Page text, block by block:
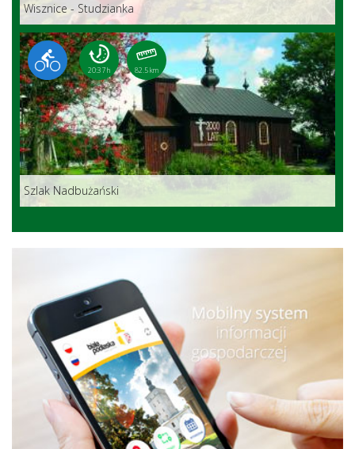
Wisznice - Studzianka
20:37 h 82.5 km
Szlak Nadbużański